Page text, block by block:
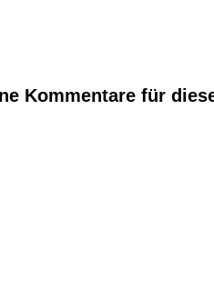
Kommentare für